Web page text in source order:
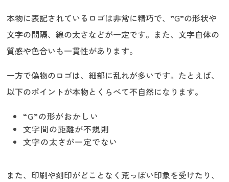
本物に表記されているロゴは非常に精巧で、”G”の形状や
文字の間隔、線の太さなどが一定です。また、文字自体の
質感や色合いも一貫性があります。
一方で偽物のロゴは、細部に乱れが多いです。たとえば、
以下のポイントが本物とくらべて不自然になります。
“G”の形がおかしい
文字間の距離が不規則
文字の太さが一定でない
また、印刷や刻印がどことなく荒っぽい印象を受けたり、